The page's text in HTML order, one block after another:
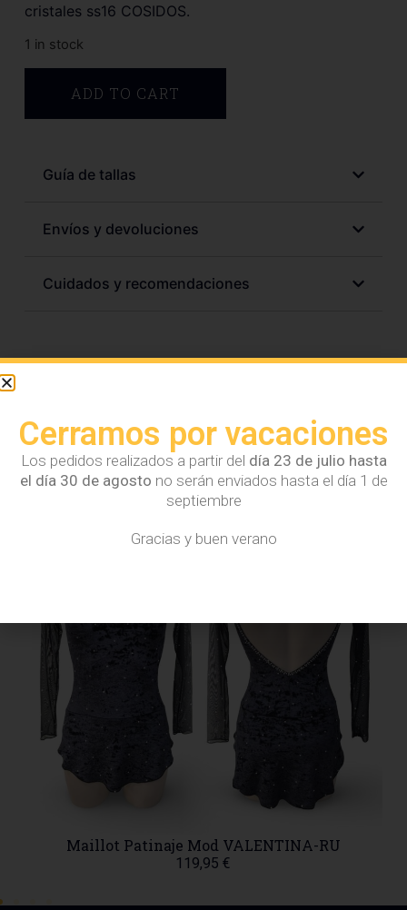
cristales ss16 COSIDOS.
1 in stock
ADD TO CART
Guía de tallas
Envíos y devoluciones
Cuidados y recomendaciones
Tal vez también te
interese...
Maillot Patinaje Mod VALENTINA-RU
119,95€
Cerramos por vacaciones
Los pedidos realizados a partir del día 23 de julio hasta
el día 30 de agosto no serán enviados hasta el día 1 de
septiembre
Gracias y buen verano